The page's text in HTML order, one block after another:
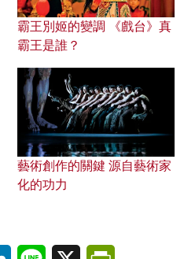
霸王別姬的變調 《戲台》真
霸王是誰？
藝術創作的關鍵 源自藝術家
化的功力
LinkedInLine X